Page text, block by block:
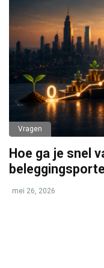
Vragen
Hoe ga je snel
mei 26, 2026